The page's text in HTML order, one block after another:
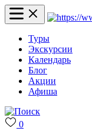
Туры
Экскурсии
Календарь
Блог
Акции
Афиша
0